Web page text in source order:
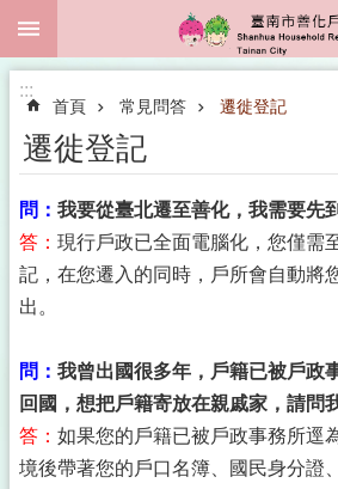
跳到主要內容區塊
:::
首頁 常見問答 遷徙登記
遷徙登記
問： 我要從臺北遷至善化，我需要先
答： 現行戶政已全面電腦化，您僅需
記，在您遷入的同時，戶所會自動將
出。
問： 我曾出國很多年，戶籍已被戶政
回國，想把戶籍寄放在親戚家，請問
答： 如果您的戶籍已被戶政事務所逕
境後帶著您的戶口名簿、國民身分證